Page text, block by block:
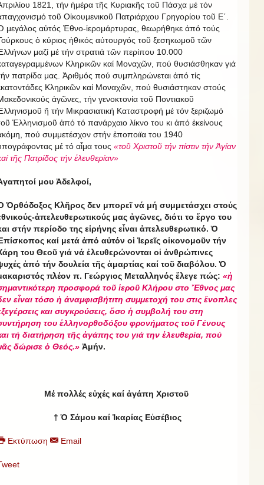
1821, τήν ἡμέρα τῆς Κυριακῆς τοῦ Πάσχα μέ τόν
τοῦ Οἰκουμενικοῦ Πατριάρχου Γρηγορίου τοῦ Ε΄.
μεγάλος αὐτός Ἐθνο-ἱερομάρτυρας, θεωρήθηκε ἀπό τούς
ὁ κύριος ἠθικός αὐτουργός τοῦ ξεσηκωμοῦ τῶν
μαζί μέ τήν στρατιά τῶν περίπου 10.000
Κληρικῶν καί Μοναχῶν, πού θυσιάσθηκαν γιά
πατρίδα μας. Ἀριθμός πού συμπληρώνεται ἀπό τίς
Κληρικῶν καί Μοναχῶν, πού θυσιάστηκαν στούς
ἀγῶνες, τήν γενοκτονία τοῦ Ποντιακοῦ
ἤ τήν Μικρασιατική Καταστροφή μέ τόν ξεριζωμό
Ἑλληνισμοῦ ἀπό τό πανάρχαιο λίκνο του κι ἀπό ἐκείνους
πού συμμετέσχον στήν ἐποποιϊα του 1940
μέ τό αἷμα τους «τοῦ Χριστοῦ τήν πίστιν τήν Ἁγίαν
τῆς Πατρίδος τήν ἐλευθερίαν»
μου Ἀδελφοί,
Ὀρθόδοξος Κλῆρος δεν μπορεῖ νά μή συμμετάσχει στούς
ἀπελευθερωτικούς μας ἀγῶνες, διότι το ἔργο του
στήν περίοδο της εἰρήνης εἶναι ἀπελευθερωτικό. Ὁ
καί μετά ἀπό αὐτόν οἱ Ἱερεῖς οἰκονομοῦν τήν
του Θεοῦ γιά νά ἐλευθερώνονται οἱ ἀνθρώπινες
ἀπό τήν δουλεία τῆς ἁμαρτίας καί τοῦ διαβόλου. Ὁ
πλέον π. Γεώργιος Μεταλληνός ἔλεγε πώς: «ἡ
προσφορά τοῦ ἱεροῦ Κλήρου στο Ἔθνος μας
εἶναι τόσο ἡ ἀναμφισβήτιτη συμμετοχή του στις ἔνοπλες
και συγκρούσεις, ὅσο ἡ συμβολή του στη
του ἑλληνορθοδόξου φρονήματος τοῦ Γένους
τή διατήρηση τῆς ἀγάπης του γιά την ἐλευθερία, πού
δώρισε ὁ Θεός.» Ἀμήν.
Μέ πολλές εὐχές καί ἀγάπη Χριστοῦ
† Ὁ Σάμου καί Ἰκαρίας Εὐσέβιος
Εκτύπωση Email